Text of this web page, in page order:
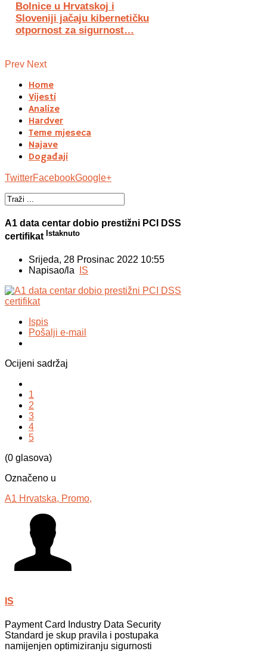
Bolnice u Hrvatskoj i
Sloveniji jačaju kibernetičku
otpornost za sigurnost…
Prev Next
Home
Vijesti
Analize
Hardver
Teme mjeseca
Najave
Događaji
TwitterFacebookGoogle+
A1 data centar dobio prestižni PCI DSS
certifikat Istaknuto
Srijeda, 28 Prosinac 2022 10:55
Napisao/la
IS
Ispis
Pošalji e-mail
Ocijeni sadržaj
1
2
3
4
5
(0 glasova)
Označeno u
A1 Hrvatska, Promo,
IS
Payment Card Industry Data Security
Standard je skup pravila i postupaka
namijenjen optimiziranju sigurnosti